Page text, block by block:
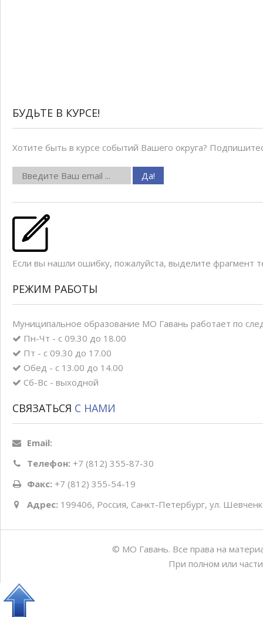
БУДЬТЕ В КУРСЕ!
Хотите быть в курсе событий Вашего округа?
Если вы нашли ошибку, пожалуйста, выделите фрагмент
РЕЖИМ РАБОТЫ
Муниципальное образование МО Гавань работает по
Пн-Чт - с 09.30 до 18.00
Пт - с 09.30 до 17.00
Обед - с 13.00 до 14.00
Сб-Вс - выходной
СВЯЗАТЬСЯ С НАМИ
Email:
Телефон: +7 (812) 355-87-30
Факс: +7 (812) 355-54-19
Адрес: 199406, Россия, Санкт-Петербург, ул.
© МО Гавань. Все права на
При полном или